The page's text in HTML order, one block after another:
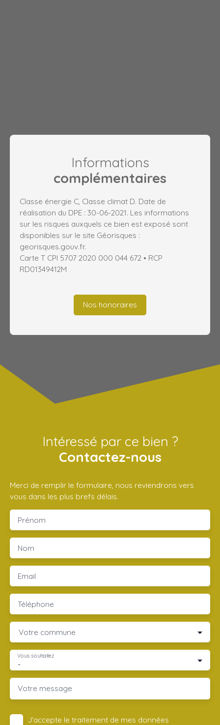
Informations
complémentaires
Classe énergie C, Classe climat D. Date de
réalisation du DPE : 30-06-2021. Les informations
sur les risques auxquels ce bien est exposé sont
disponibles sur le site Géorisques :
georisques.gouv.fr.
Carte T CPI 5707 2020 000 044 672 • RCP
RD01349412M
Nos honoraires
Intéressé par ce bien ?
Contactez-nous
Merci de remplir le formulaire, nous reviendrons vers
vous dans les plus brefs délais.
Prénom
Nom
Email
Téléphone
Votre commune
-
Vous souhaitez
Votre message
J'accepte le traitement de mes données